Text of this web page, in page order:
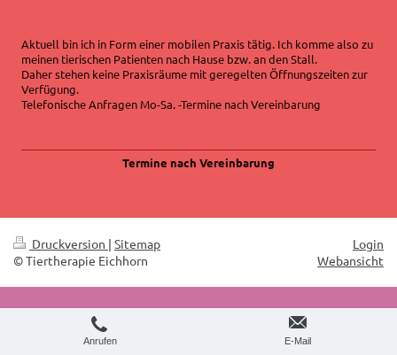
Aktuell bin ich in Form einer mobilen Praxis tätig. Ich komme also zu
meinen tierischen Patienten nach Hause bzw. an den Stall.
Daher stehen keine Praxisräume mit geregelten Öffnungszeiten zur
Verfügung.
Telefonische Anfragen Mo-Sa. -Termine nach Vereinbarung
Termine nach Vereinbarung
Druckversion | Sitemap
© Tiertherapie Eichhorn
Login
Webansicht
Anrufen E-Mail